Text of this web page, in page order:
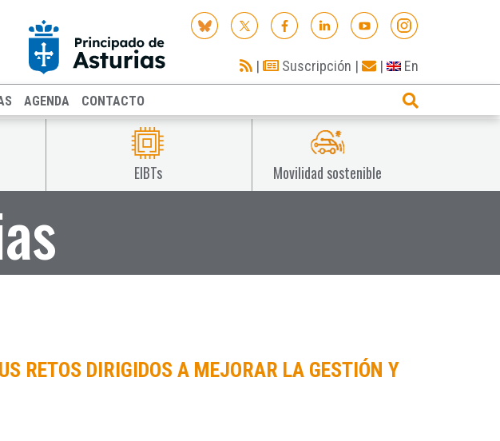
| Suscripción | | En
AGENDA CONTACTO
EIBTs Movilidad sostenible
RETOS DIRIGIDOS A MEJORAR LA GESTIÓN Y